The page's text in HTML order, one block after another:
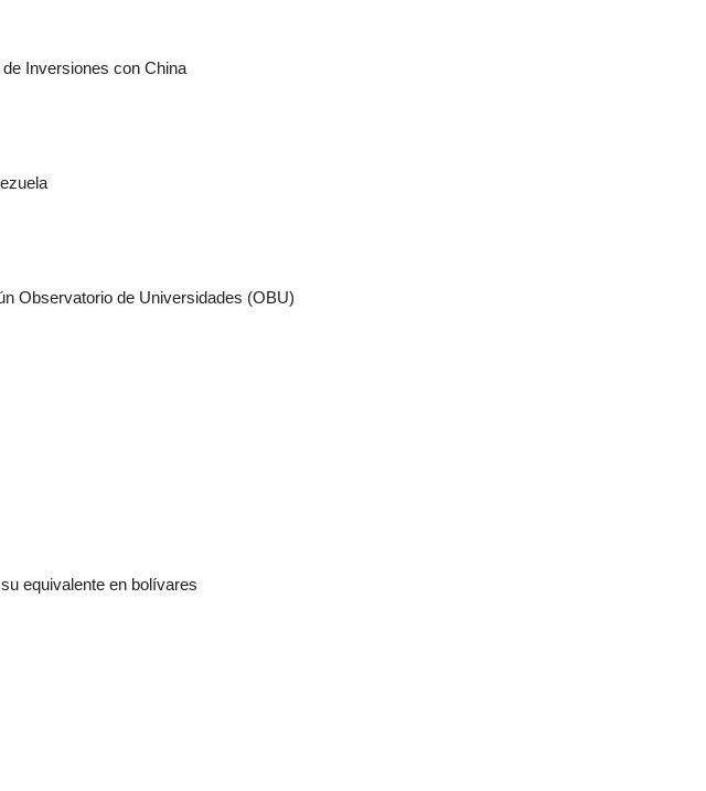
Inversiones con China
Observatorio de Universidades (OBU)
equivalente en bolívares